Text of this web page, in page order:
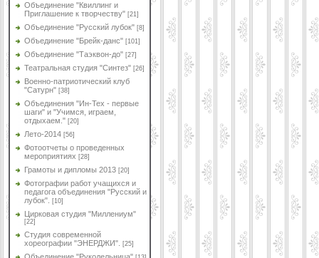
Объединение "Квиллинг и
Приглашение к творчеству" [21]
Объединение "Русский лубок" [8]
Объединение "Брейк-данс" [101]
Объединение "Таэквон-до" [27]
Театральная студия "Синтез" [26]
Военно-патриотический клуб
"Сатурн" [38]
Объединения "Ин-Тех - первые
шаги" и "Учимся, играем,
отдыхаем." [20]
Лето-2014 [56]
Фотоотчеты о проведенных
мероприятиях [28]
Грамоты и дипломы 2013 [20]
Фотографии работ учащихся и
педагога объединения "Русский и
лубок".
[10]
Цирковая студия "Миллениум"
[22]
Студия современной
хореографии "ЭНЕРДЖИ".
[25]